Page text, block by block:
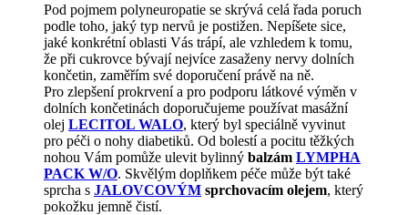
Pod pojmem polyneuropatie se skrývá celá řada poruch
podle toho, jaký typ nervů je postižen. Nepíšete sice,
jaké konkrétní oblasti Vás trápí, ale vzhledem k tomu,
že při cukrovce bývají nejvíce zasaženy nervy dolních
končetin, zaměřím své doporučení právě na ně.
Pro zlepšení prokrvení a pro podporu látkové výměn v
dolních končetinách doporučujeme používat masážní
olej LECITOL WALO, který byl speciálně vyvinut
pro péči o nohy diabetiků. Od bolestí a pocitu těžkých
nohou Vám pomůže ulevit bylinný balzám LYMPHA
PACK W/O. Skvělým doplňkem péče může být také
sprcha s JALOVCOVÝM sprchovacím olejem, který
pokožku jemně čistí.